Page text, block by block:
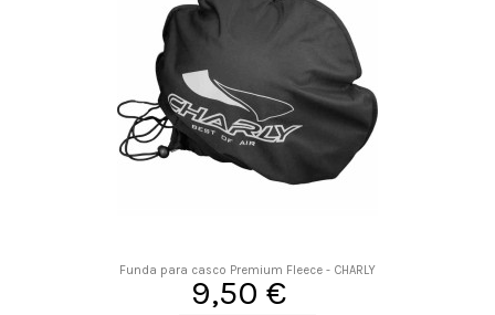
Funda para casco Premium Fleece - CHARLY
9,50 €